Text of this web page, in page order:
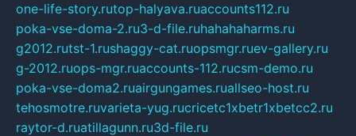
one-life-story.rutop-halyava.ruaccounts112.ru
poka-vse-doma-2.ru3-d-file.ruhahahaharms.ru
g2012.rutst-1.rushaggy-cat.ruopsmgr.ruev-gallery.ru
g-2012.ruops-mgr.ruaccounts-112.rucsm-demo.ru
poka-vse-doma2.ruairgungames.ruallseo-host.ru
tehosmotre.ruvarieta-yug.rucricetc1xbetr1xbetcc2.ru
raytor-d.ruatillagunn.ru3d-file.ru